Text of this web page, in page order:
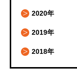
2020年
2019年
2018年